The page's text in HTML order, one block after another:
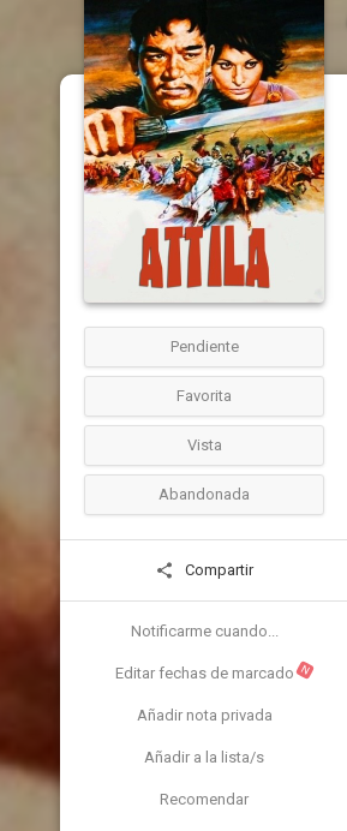
Pendiente
Favorita
Vista
Abandonada
Compartir
Notificarme cuando...
Editar fechas de marcado N
Añadir nota privada
Añadir a la lista/s
Recomendar